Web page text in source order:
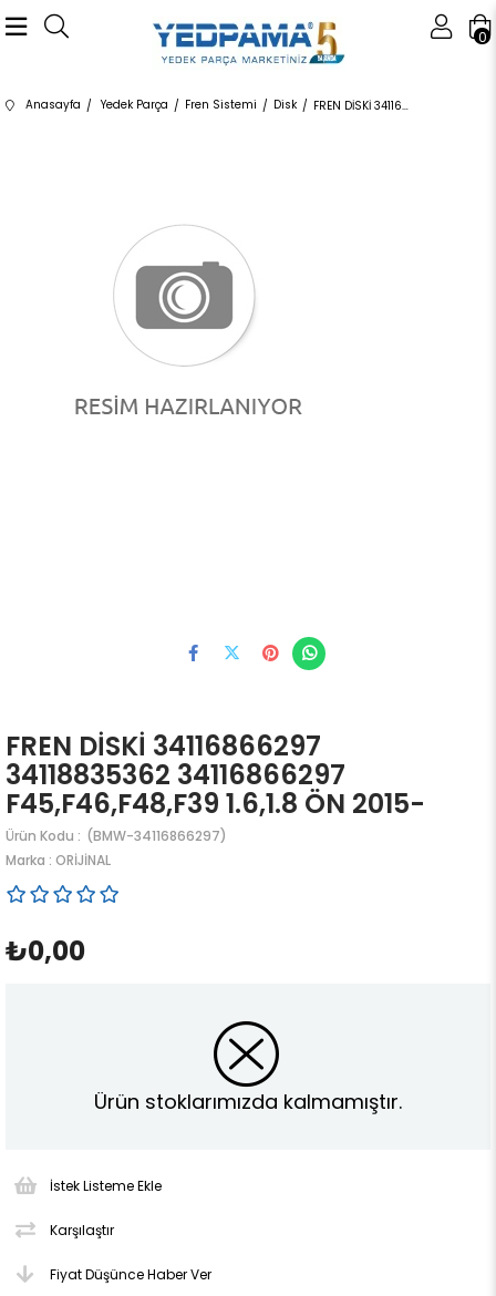
0
Anasayfa Yedek Parça Fren Sistemi Disk FREN DİSKİ 34116866297 34118835362 34116866297 F45,F46,F48,F39 1.6,1.8 ÖN 2015-
FREN DİSKİ 34116866297
34118835362 34116866297
F45,F46,F48,F39 1.6,1.8 ÖN 2015-
(BMW-34116866297)
Marka : ORİJİNAL
₺0,00
Ürün stoklarımızda kalmamıştır.
İstek Listeme Ekle
Karşılaştır
Fiyat Düşünce Haber Ver